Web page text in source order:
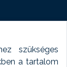
szükséges
a tartalom